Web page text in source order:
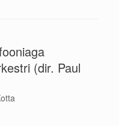
(dir. Paul